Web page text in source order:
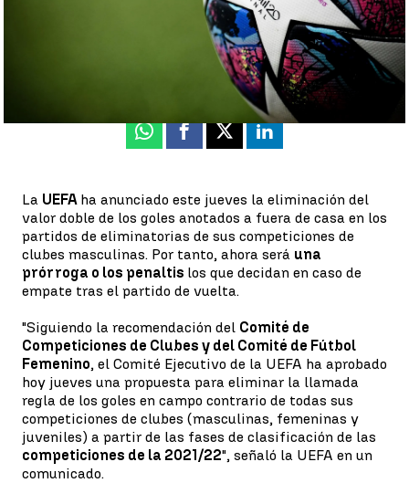
24 de junio de 2021, 17:49
24 de junio de 2021, 16:12
Whatsapp
Facebook
X Linkedin
La UEFA ha anunciado este jueves la eliminación del
valor doble de los goles anotados a fuera de casa en los
partidos de eliminatorias de sus competiciones de
clubes masculinas. Por tanto, ahora será una
prórroga o los penaltis los que decidan en caso de
empate tras el partido de vuelta.
"Siguiendo la recomendación del Comité de
Competiciones de Clubes y del Comité de Fútbol
Femenino, el Comité Ejecutivo de la UEFA ha aprobado
hoy jueves una propuesta para eliminar la llamada
regla de los goles en campo contrario de todas sus
competiciones de clubes (masculinas, femeninas y
juveniles) a partir de las fases de clasificación de las
competiciones de la 2021/22", señaló la UEFA en un
comunicado.